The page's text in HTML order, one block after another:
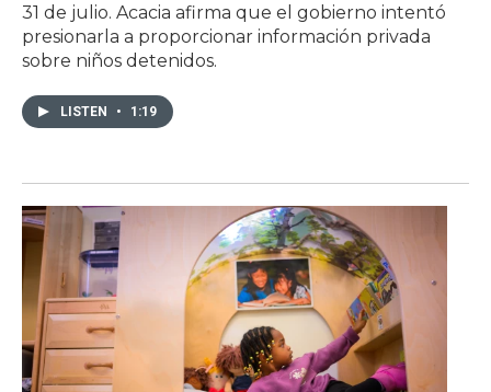
31 de julio. Acacia afirma que el gobierno intentó
presionarla a proporcionar información privada
sobre niños detenidos.
LISTEN • 1:19